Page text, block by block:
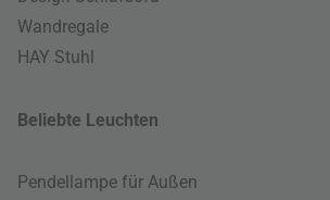
Wandregale
HAY Stuhl
Beliebte Leuchten
Pendellampe für Außen